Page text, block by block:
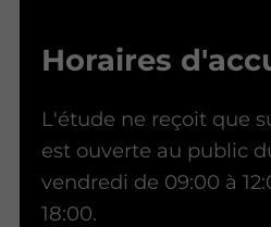
Horaires
L'étude ne reçoit que
est ouverte au public
vendredi de 09:00 à
18:00.